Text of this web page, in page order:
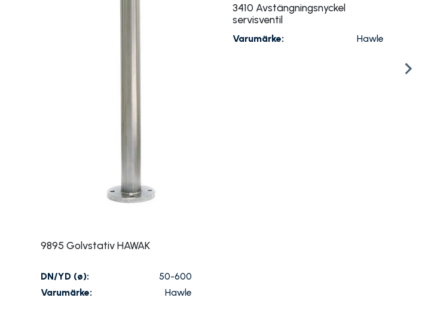
9895 Golvstativ HAWAK
DN/YD (ø):
50-600
Varumärke:
Hawle
3410 Avstängningsnyckel
servisventil
Varumärke: Hawle